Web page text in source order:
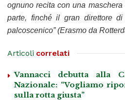
ognuno recita con una
parte, finché il gran direttore
palcoscenico” (Erasmo da
Articoli correlati
Vannacci debutta alla
Nazionale: “Vogliamo
sulla rotta giusta”